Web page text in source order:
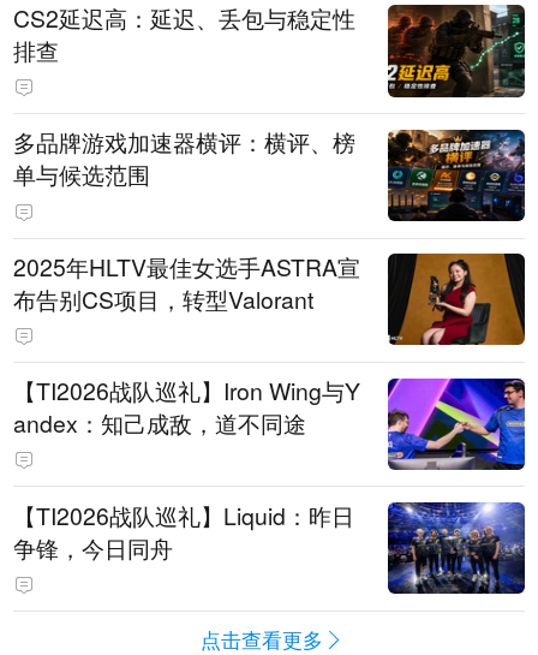
CS2延迟高：延迟、丢包与稳定性
排查
多品牌游戏加速器横评：横评、榜
单与候选范围
2025年HLTV最佳女选手ASTRA宣
布告别CS项目，转型Valorant
【TI2026战队巡礼】Iron Wing与Y
andex：知己成敌，道不同途
【TI2026战队巡礼】Liquid：昨日
争锋，今日同舟
点击查看更多